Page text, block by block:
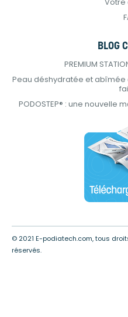
BLOG
PREMIUM
Peau déshydratée et abîmée
PODOSTEP® : une nouvelle
© 2021 E-podiatech.com, tous
réservés.